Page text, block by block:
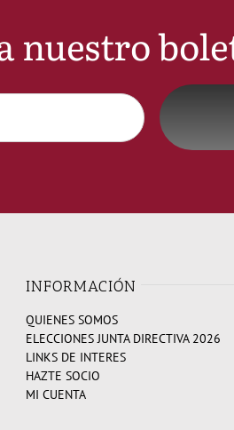
nuestro
INFORMACIÓN
QUIENES SOMOS
ELECCIONES JUNTA DIRECTIVA 2026
LINKS DE INTERES
HAZTE SOCIO
MI CUENTA